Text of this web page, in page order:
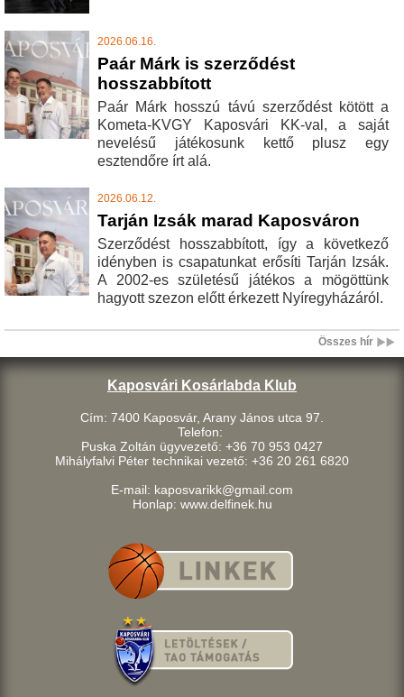
2026.06.16.
Paár Márk is szerződést
hosszabbított
Paár Márk hosszú távú szerződést kötött a
Kometa-KVGY Kaposvári KK-val, a saját
nevelésű játékosunk kettő plusz egy
esztendőre írt alá.
2026.06.12.
Tarján Izsák marad Kaposváron
Szerződést hosszabbított, így a következő
idényben is csapatunkat erősíti Tarján Izsák.
A 2002-es születésű játékos a mögöttünk
hagyott szezon előtt érkezett Nyíregyházáról.
Összes hír
Kaposvári Kosárlabda Klub
Cím: 7400 Kaposvár, Arany János utca 97.
Telefon:
Puska Zoltán ügyvezető: +36 70 953 0427
Mihályfalvi Péter technikai vezető: +36 20 261 6820
E-mail: kaposvarikk@gmail.com
Honlap: www.delfinek.hu